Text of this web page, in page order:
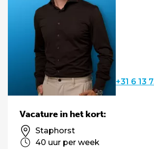
+31 6 13
Vacature in het kort:
Staphorst
40 uur per week